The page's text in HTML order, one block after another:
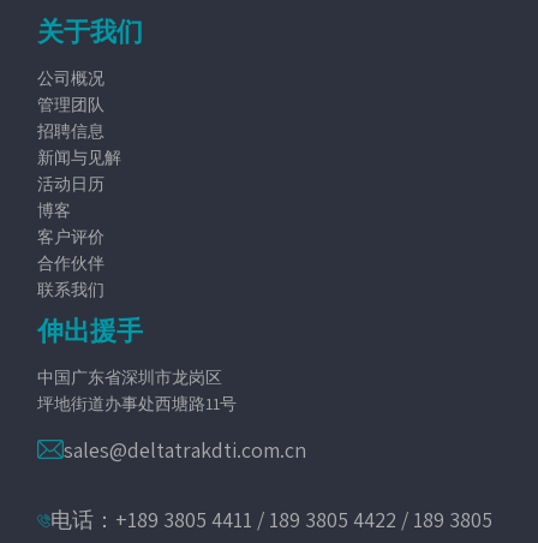
关于我们
公司概况
管理团队
招聘信息
新闻与见解
活动日历
博客
客户评价
合作伙伴
联系我们
伸出援手
中国广东省深圳市龙岗区
坪地街道办事处西塘路11号
sales@deltatrakdti.com.cn
电话：+189 3805 4411 / 189 3805 4422 / 189 3805